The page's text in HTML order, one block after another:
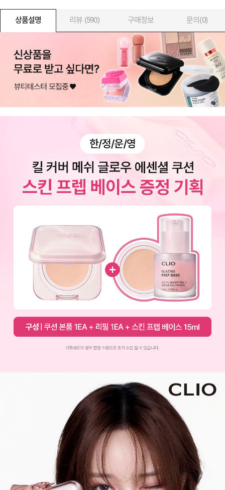
상품설명 리뷰 (590) 구매정보 문의(0)